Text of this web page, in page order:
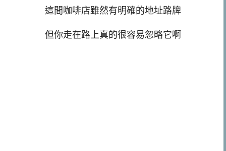
這間咖啡店雖然有明確的地址路牌
但你走在路上真的很容易忽略它啊